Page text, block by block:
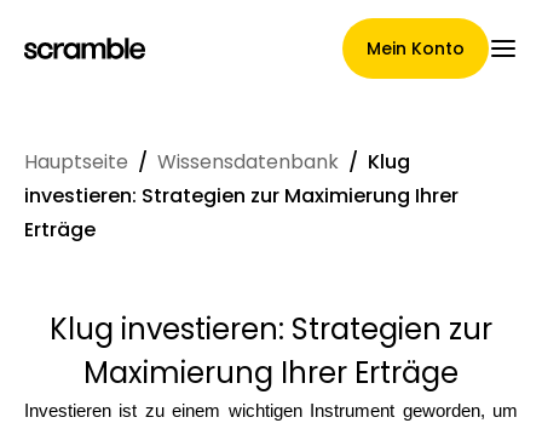
Mein Konto
Hauptseite
Konditionen der
Forderungsabtretung
Hauptseite / Wissensdatenbank / Klug
investieren: Strategien zur Maximierung Ihrer
Erträge
Klug investieren: Strategien zur
Maximierung Ihrer Erträge
Investieren ist zu einem wichtigen Instrument geworden, um